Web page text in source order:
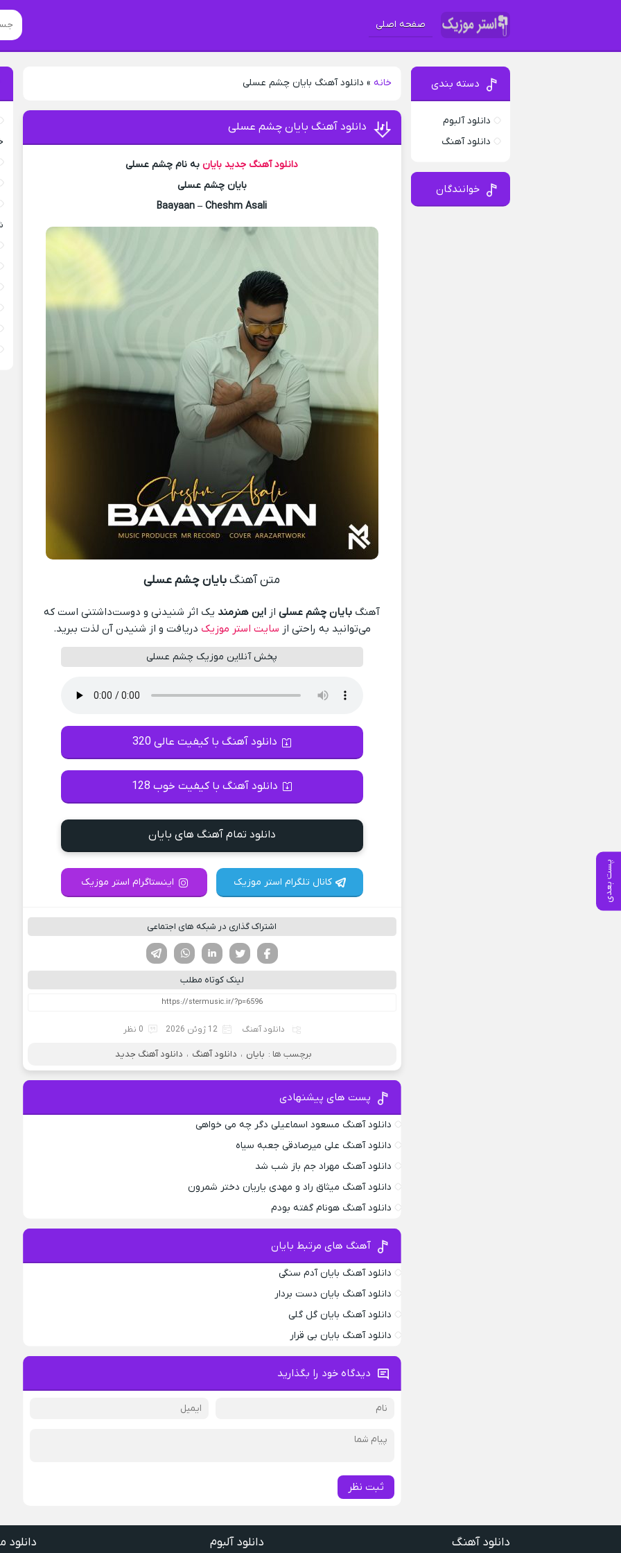
صفحه اصلی
خانه » دانلود آهنگ بایان چشم عسلی
پست بعدی
دانلود آهنگ بایان چشم عسلی
دانلود آهنگ جدید بایانبه نام چشم عسلی
بایان چشم عسلی
Baayaan – Cheshm Asali
متن آهنگبایان چشم عسلی
آهنگ بایان چشم عسلیاز این هنرمندیک اثر شنیدنی و دوست‌داشتنی است که
می‌توانید به راحتی از سایت استر موزیک دریافت و از شنیدن آن لذت ببرید.
پخش آنلاین موزیک چشم عسلی
دانلود آهنگ با کیفیت عالی 320
دانلود آهنگ با کیفیت خوب 128
دانلود تمام آهنگ های بایان
کانال تلگرام استر موزیک اینستاگرام استر موزیک
اشتراک گذاری در شبکه های اجتماعی
لینکدین تویتر
فیسوک
لینک کوتاه مطلب
دانلود آهنگ 12 ژوئن 2026 0 نظر
برچسب ها : بایان ، دانلود آهنگ ، دانلود آهنگ جدید
پست های پیشنهادی
دانلود آهنگ مسعود اسماعیلی دگر چه می خواهی
دانلود آهنگ علی میرصادقی جعبه سیاه
دانلود آهنگ مهراد جم باز شب شد
دانلود آهنگ میثاق راد و مهدی یاریان دختر شمرون
دانلود آهنگ هونام گفته بودم
آهنگ های مرتبط بایان
دانلود آهنگ بایان آدم سنگی
دانلود آهنگ بایان دست بردار
دانلود آهنگ بایان گل گلی
دانلود آهنگ بایان بی قرار
دیدگاه خود را بگذارید
ثبت نظر
دسته بندی
دانلود آلبوم
دانلود آهنگ
خوانندگان
دانلود آهنگ دانلود آلبوم دانلود